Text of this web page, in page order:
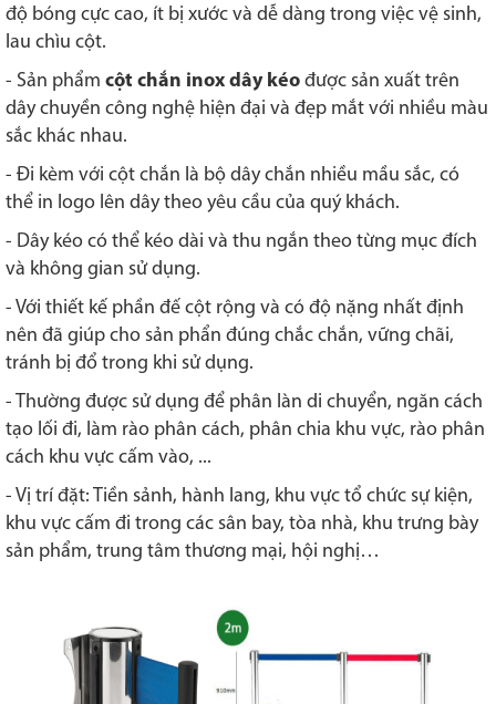
độ bóng cực cao, ít bị xước và dễ dàng trong việc vệ sinh,
lau chìu cột.
- Sản phẩm cột chắn inox dây kéo được sản xuất trên
dây chuyền công nghệ hiện đại và đẹp mắt với nhiều màu
sắc khác nhau.
- Đi kèm với cột chắn là bộ dây chắn nhiều mầu sắc, có
thể in logo lên dây theo yêu cầu của quý khách.
- Dây kéo có thể kéo dài và thu ngắn theo từng mục đích
và không gian sử dụng.
- Với thiết kế phần đế cột rộng và có độ nặng nhất định
nên đã giúp cho sản phẩn đúng chắc chắn, vững chãi,
tránh bị đổ trong khi sử dụng.
- Thường được sử dụng để phân làn di chuyển, ngăn cách
tạo lối đi, làm rào phân cách, phân chia khu vực, rào phân
cách khu vực cấm vào, ...
- Vị trí đặt: Tiền sảnh, hành lang, khu vực tổ chức sự kiện,
khu vực cấm đi trong các sân bay, tòa nhà, khu trưng bày
sản phẩm, trung tâm thương mại, hội nghị…